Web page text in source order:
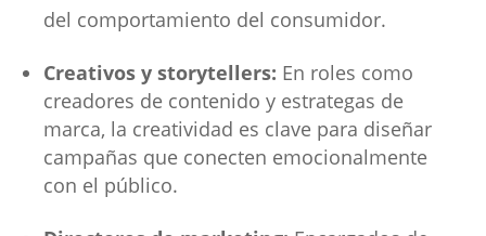
del comportamiento del consumidor.
Creativos y storytellers: En roles como
creadores de contenido y estrategas de
marca, la creatividad es clave para diseñar
campañas que conecten emocionalmente
con el público.